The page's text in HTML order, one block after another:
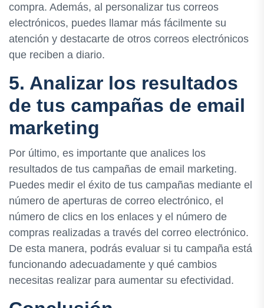
compra. Además, al personalizar tus correos
electrónicos, puedes llamar más fácilmente su
atención y destacarte de otros correos electrónicos
que reciben a diario.
5. Analizar los resultados
de tus campañas de email
marketing
Por último, es importante que analices los
resultados de tus campañas de email marketing.
Puedes medir el éxito de tus campañas mediante el
número de aperturas de correo electrónico, el
número de clics en los enlaces y el número de
compras realizadas a través del correo electrónico.
De esta manera, podrás evaluar si tu campaña está
funcionando adecuadamente y qué cambios
necesitas realizar para aumentar su efectividad.